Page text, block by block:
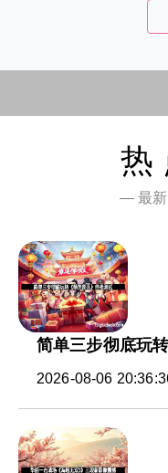
热
— 最
简单三步彻底玩
2026-08-06